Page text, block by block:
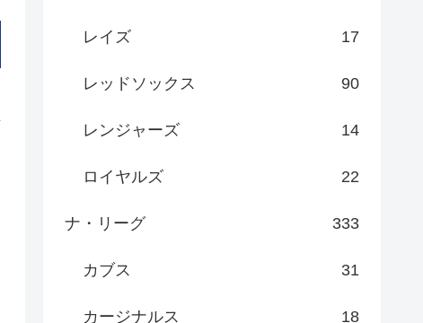
レイズ 17
レッドソックス 90
レンジャーズ 14
ロイヤルズ 22
ナ・リーグ 333
カブス 31
カージナルス 18